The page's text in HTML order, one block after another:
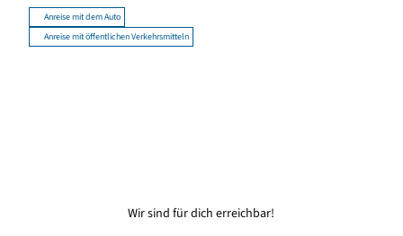
Anreise mit dem Auto
Anreise mit öffentlichen Verkehrsmitteln
Wir sind für dich erreichbar!